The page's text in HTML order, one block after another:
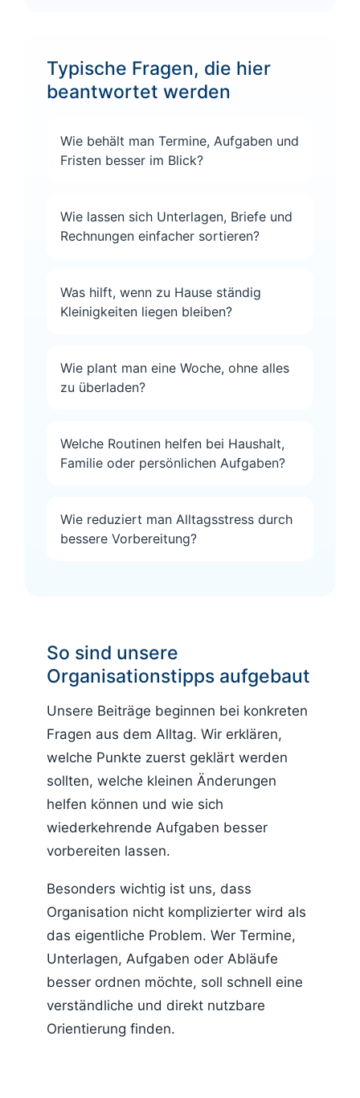
Typische Fragen, die hier
beantwortet werden
Wie behält man Termine, Aufgaben und
Fristen besser im Blick?
Wie lassen sich Unterlagen, Briefe und
Rechnungen einfacher sortieren?
Was hilft, wenn zu Hause ständig
Kleinigkeiten liegen bleiben?
Wie plant man eine Woche, ohne alles
zu überladen?
Welche Routinen helfen bei Haushalt,
Familie oder persönlichen Aufgaben?
Wie reduziert man Alltagsstress durch
bessere Vorbereitung?
So sind unsere
Organisationstipps aufgebaut
Unsere Beiträge beginnen bei konkreten
Fragen aus dem Alltag. Wir erklären,
welche Punkte zuerst geklärt werden
sollten, welche kleinen Änderungen
helfen können und wie sich
wiederkehrende Aufgaben besser
vorbereiten lassen.
Besonders wichtig ist uns, dass
Organisation nicht komplizierter wird als
das eigentliche Problem. Wer Termine,
Unterlagen, Aufgaben oder Abläufe
besser ordnen möchte, soll schnell eine
verständliche und direkt nutzbare
Orientierung finden.